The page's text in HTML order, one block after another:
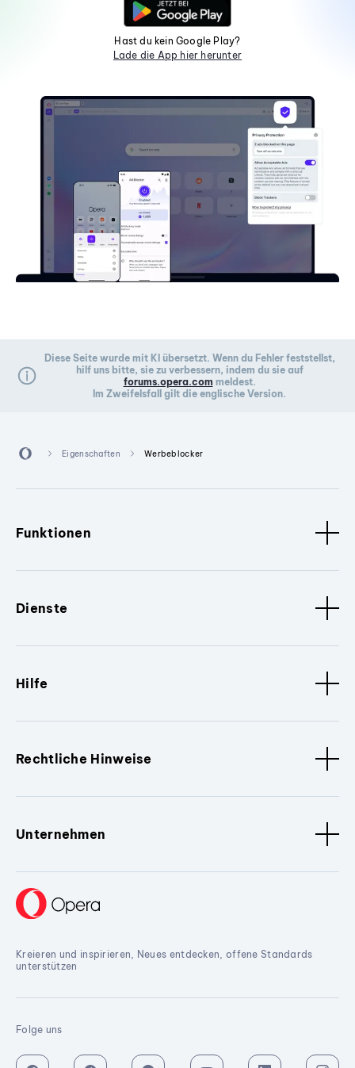
Hast du kein Google Play?
Lade die App hier herunter
Diese Seite wurde mit KI übersetzt. Wenn du Fehler feststellst,
hilf uns bitte, sie zu verbessern, indem du sie auf
forums.opera.com meldest.
Im Zweifelsfall gilt die englische Version.
Eigenschaften Werbeblocker
Funktionen
Dienste
Hilfe
Rechtliche Hinweise
Unternehmen
Kreieren und inspirieren, Neues entdecken, offene Standards
unterstützen
Folge uns